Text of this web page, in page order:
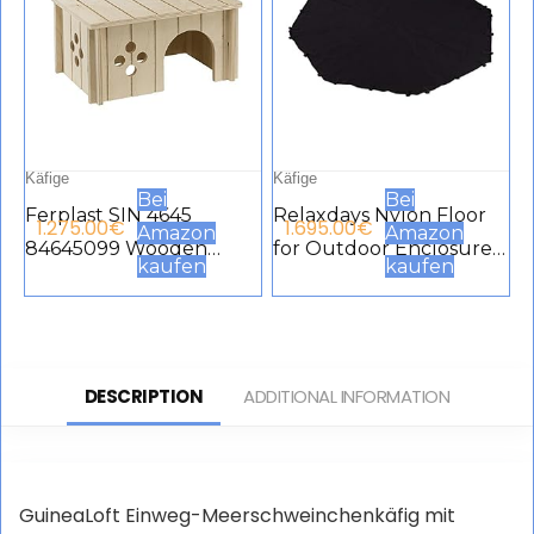
Käfige
Ferplast SIN 4645
84645099 Wooden
Rabbit House 26 x 17.3 x
1.275.00€
Bei
Amazon
kaufen
Käfige
Relaxdays Nylon Floor
for Outdoor Enclosure,
Octagon, Water-
1.695.00€
Bei
Amazon
kaufen
DESCRIPTION ADDITIONAL INFORMATION
GuineaLoft Einweg-Meerschweinchenkäfig mit